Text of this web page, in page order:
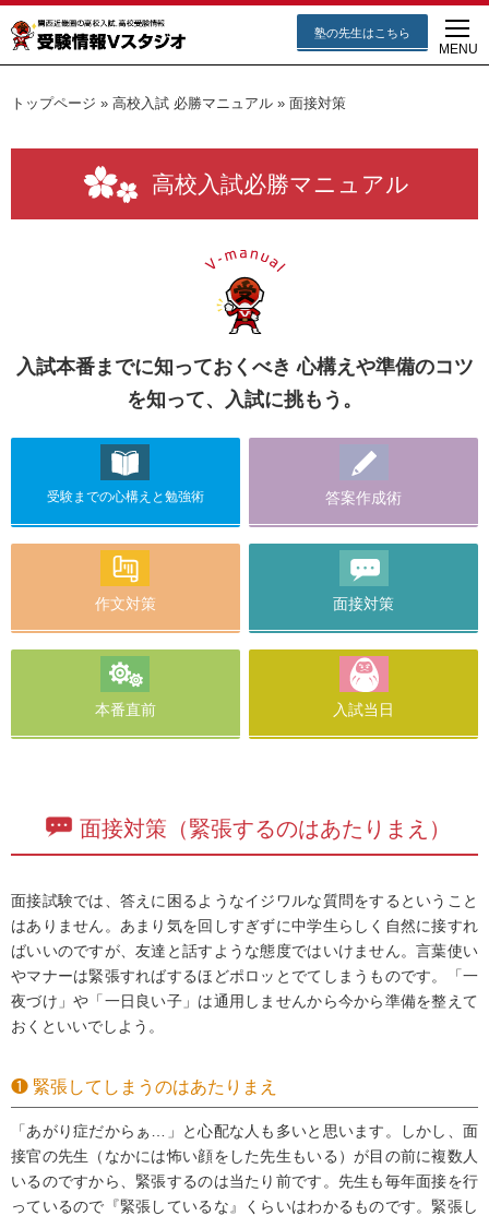
塾の先生はこちら
MENU
トップページ » 高校入試 必勝マニュアル » 面接対策
高校入試必勝マニュアル
入試本番までに知っておくべき 心構えや準備のコツ
を知って、入試に挑もう。
受験までの心構えと勉強術 答案作成術
作文対策 面接対策
本番直前 入試当日
面接対策（緊張するのはあたりまえ）
面接試験では、答えに困るようなイジワルな質問をするということ
はありません。あまり気を回しすぎずに中学生らしく自然に接すれ
ばいいのですが、友達と話すような態度ではいけません。言葉使い
やマナーは緊張すればするほどポロッとでてしまうものです。「一
夜づけ」や「一日良い子」は通用しませんから今から準備を整えて
おくといいでしよう。
❶ 緊張してしまうのはあたりまえ
「あがり症だからぁ…」と心配な人も多いと思います。しかし、面
接官の先生（なかには怖い顔をした先生もいる）が目の前に複数人
いるのですから、緊張するのは当たり前です。先生も毎年面接を行
っているので『緊張しているな』くらいはわかるものです。緊張し